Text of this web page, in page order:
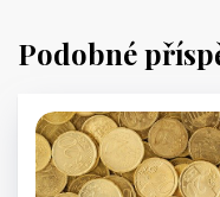
Podobné